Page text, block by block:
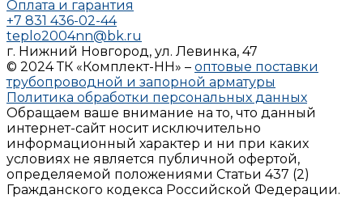
Оплата и гарантия
+7 831 436-02-44
teplo2004nn@bk.ru
г. Нижний Новгород, ул. Левинка, 47
© 2024 ТК «Комплект-НН» – оптовые поставки
трубопроводной и запорной арматуры
Политика обработки персональных данных
Обращаем ваше внимание на то, что данный
интернет-сайт носит исключительно
информационный характер и ни при каких
условиях не является публичной офертой,
определяемой положениями Статьи 437 (2)
Гражданского кодекса Российской Федерации.